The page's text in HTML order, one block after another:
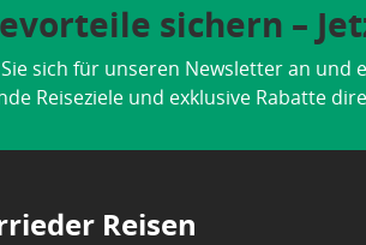
sichern –
sich für unseren Newsletter an und
Reiseziele und exklusive Rabatte
Reisen